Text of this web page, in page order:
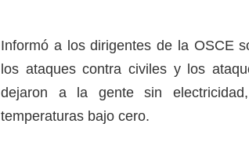
Informó a los dirigentes de la OSCE
los ataques contra civiles y los
dejaron a la gente sin
temperaturas bajo cero.